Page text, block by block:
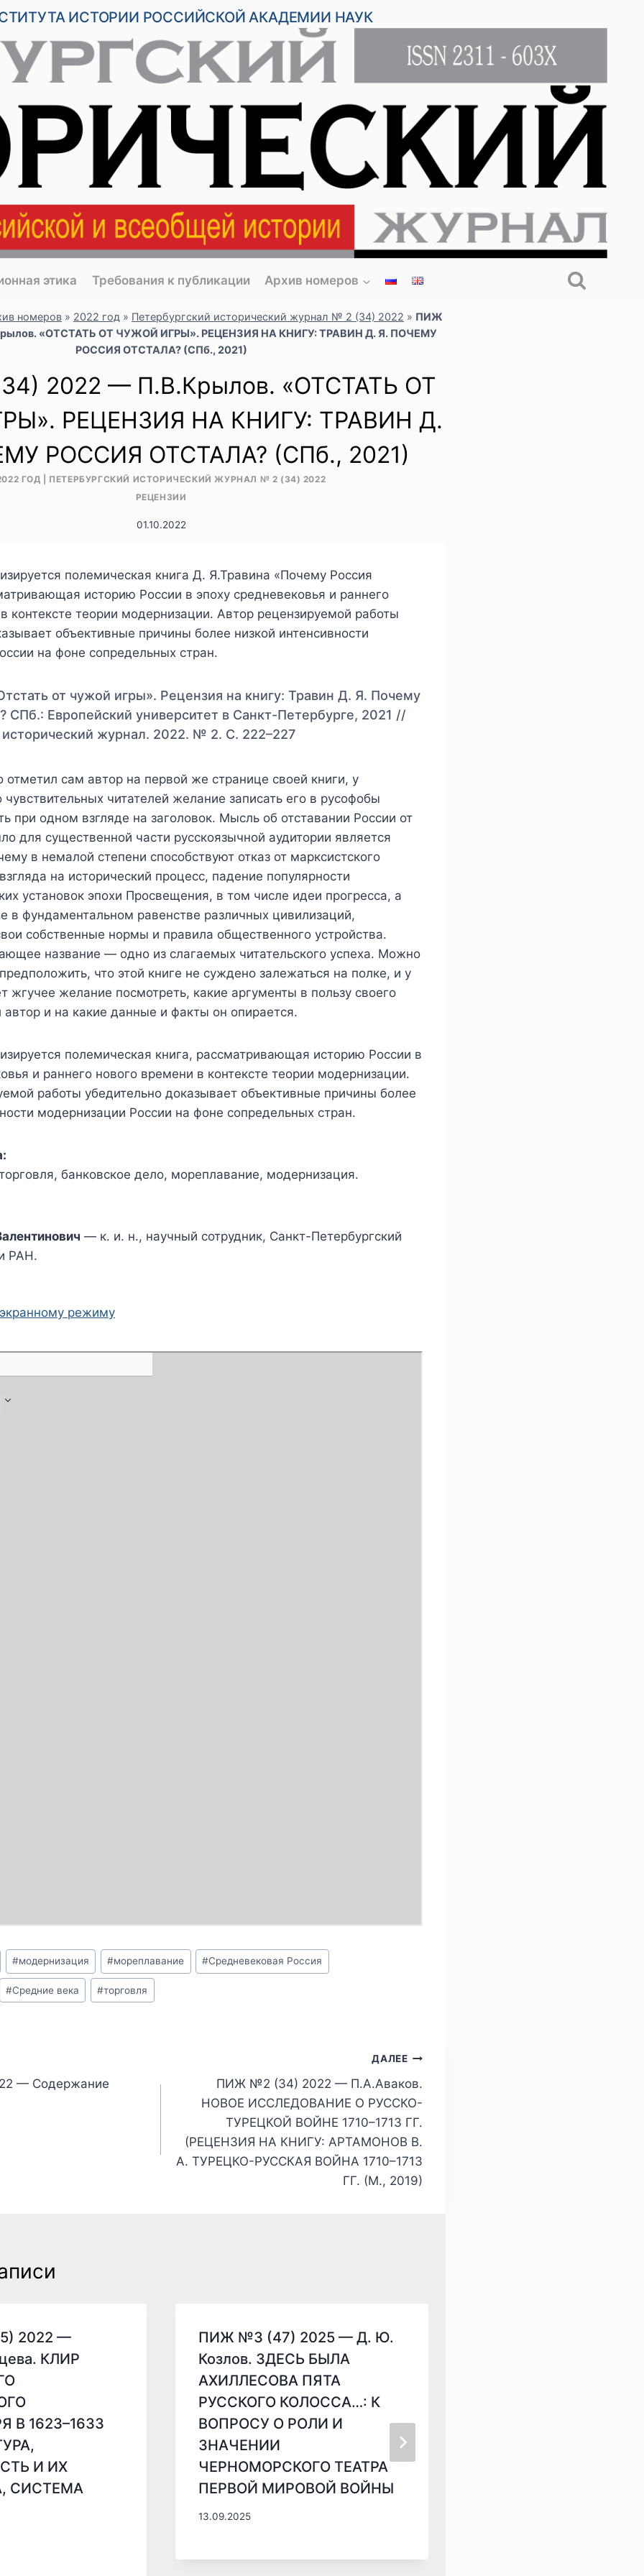
ИСТОРИИ РОССИЙСКОЙ АКАДЕМИИ НАУК
этика Требования к публикации Архив номеров
номеров » 2022 год » Петербургский исторический журнал № 2 (34) 2022 » ПИЖ
«ОТСТАТЬ ОТ ЧУЖОЙ ИГРЫ». РЕЦЕНЗИЯ НА КНИГУ: ТРАВИН Д. Я. ПОЧЕМУ
РОССИЯ ОТСТАЛА? (СПб., 2021)
2022 — П.В.Крылов. «ОТСТАТЬ ОТ
РЕЦЕНЗИЯ НА КНИГУ: ТРАВИН Д.
РОССИЯ ОТСТАЛА? (СПб., 2021)
ГОД
ПЕТЕРБУРГСКИЙ ИСТОРИЧЕСКИЙ ЖУРНАЛ № 2 (34) 2022
РЕЦЕНЗИИ
01.10.2022
полемическая книга Д. Я.Травина «Почему Россия
историю России в эпоху средневековья и раннего
контексте теории модернизации. Автор рецензируемой работы
объективные причины более низкой интенсивности
на фоне сопредельных стран.
от чужой игры». Рецензия на книгу: Травин Д. Я. Почему
СПб.: Европейский университет в Санкт-Петербурге, 2021 //
исторический журнал. 2022. № 2. С. 222–227
отметил сам автор на первой же странице своей книги, у
чувствительных читателей желание записать его в русофобы
при одном взгляде на заголовок. Мысль об отставании России от
для существенной части русскоязычной аудитории является
в немалой степени способствуют отказ от марксистского
на исторический процесс, падение популярности
установок эпохи Просвещения, в том числе идеи прогресса, а
в фундаментальном равенстве различных цивилизаций,
собственные нормы и правила общественного устройства.
название — одно из слагаемых читательского успеха. Можно
что этой книге не суждено залежаться на полке, и у
жгучее желание посмотреть, какие аргументы в пользу своего
автор и на какие данные и факты он опирается.
полемическая книга, рассматривающая историю России в
и раннего нового времени в контексте теории модернизации.
работы убедительно доказывает объективные причины более
модернизации России на фоне сопредельных стран.
банковское дело, мореплавание, модернизация.
— к. и. н., научный сотрудник, Санкт-Петербургский
РАН.
режиму
#модернизация #мореплавание #Средневековая Россия
#Средние века #торговля
— Содержание
ДАЛЕЕ
ПИЖ №2 (34) 2022 — П.А.Аваков.
НОВОЕ ИССЛЕДОВАНИЕ О РУССКО-
ТУРЕЦКОЙ ВОЙНЕ 1710–1713 ГГ.
(РЕЦЕНЗИЯ НА КНИГУ: АРТАМОНОВ В.
А. ТУРЕЦКО-РУССКАЯ ВОЙНА 1710–1713
ГГ. (М., 2019)
2022 —
КЛИР
В 1623–1633
И ИХ
СИСТЕМА
ПИЖ №3 (47) 2025 — Д. Ю.
Козлов. ЗДЕСЬ БЫЛА
АХИЛЛЕСОВА ПЯТА
РУССКОГО КОЛОССА…: К
ВОПРОСУ О РОЛИ И
ЗНАЧЕНИИ
ЧЕРНОМОРСКОГО ТЕАТРА
ПЕРВОЙ МИРОВОЙ ВОЙНЫ
13.09.2025